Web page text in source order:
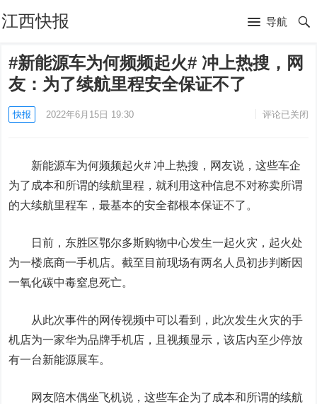
江西快报 导航
#新能源车为何频频起火# 冲上热搜，网
友：为了续航里程安全保证不了
快报 2022年6月15日 19:30 评论已关闭
新能源车为何频频起火# 冲上热搜，网友说，这些车企
为了成本和所谓的续航里程，就利用这种信息不对称卖所谓
的大续航里程车，最基本的安全都根本保证不了。
日前，东胜区鄂尔多斯购物中心发生一起火灾，起火处
为一楼底商一手机店。截至目前现场有两名人员初步判断因
一氧化碳中毒窒息死亡。
从此次事件的网传视频中可以看到，此次发生火灾的手
机店为一家华为品牌手机店，且视频显示，该店内至少停放
有一台新能源展车。
网友陪木偶坐飞机说，这些车企为了成本和所谓的续航